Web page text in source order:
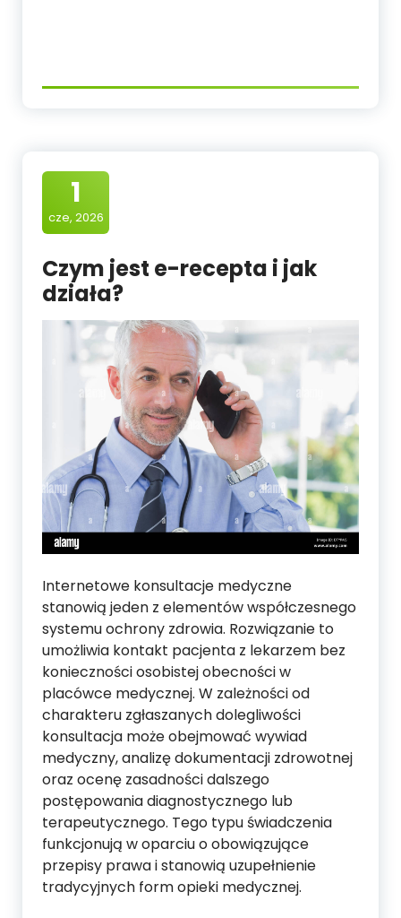
1
cze, 2026
Czym jest e-recepta i jak
działa?
Internetowe konsultacje medyczne
stanowią jeden z elementów współczesnego
systemu ochrony zdrowia. Rozwiązanie to
umożliwia kontakt pacjenta z lekarzem bez
konieczności osobistej obecności w
placówce medycznej. W zależności od
charakteru zgłaszanych dolegliwości
konsultacja może obejmować wywiad
medyczny, analizę dokumentacji zdrowotnej
oraz ocenę zasadności dalszego
postępowania diagnostycznego lub
terapeutycznego. Tego typu świadczenia
funkcjonują w oparciu o obowiązujące
przepisy prawa i stanowią uzupełnienie
tradycyjnych form opieki medycznej.